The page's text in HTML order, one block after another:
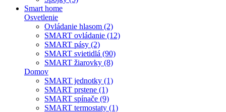
Smart home
Osvetlenie
Ovládanie hlasom (2)
SMART ovládanie (12)
SMART pásy (2)
SMART svietidlá (90)
SMART žiarovky (8)
Domov
SMART jednotky (1)
SMART prstene (1)
SMART spínače (9)
SMART termostaty (1)